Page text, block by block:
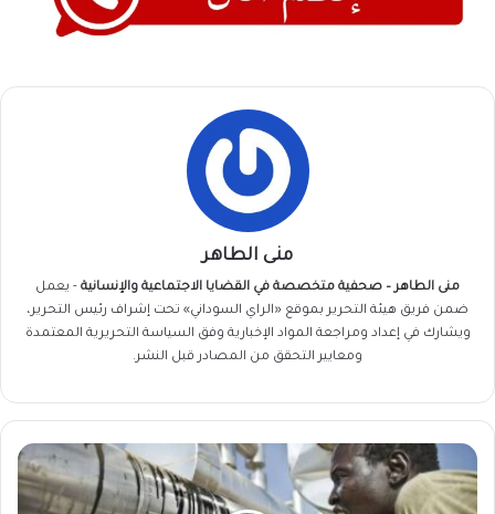
منى الطاهر
منى الطاهر – صحفية متخصصة في القضايا الاجتماعية والإنسانية - يعمل
ضمن فريق هيئة التحرير بموقع «الراي السوداني» تحت إشراف رئيس التحرير،
ويشارك في إعداد ومراجعة المواد الإخبارية وفق السياسة التحريرية المعتمدة
ومعايير التحقق من المصادر قبل النشر.
الكشف
عن
حقيقة